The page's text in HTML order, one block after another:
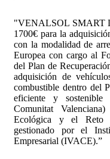
"VENALSOL SMART
1700€ para la
con la modalidad de
Europea con cargo al
del Plan de
adquisición de
combustible dentro del
eficiente y
Comunitat
Ecológica y el Reto
gestionado por el
Empresarial (IVACE).”